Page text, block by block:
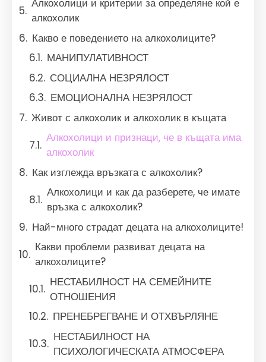
Алкохолици и критерии за определяне кой е
алкохолик
Какво е поведението на алкохолиците?
МАНИПУЛАТИВНОСТ
СОЦИАЛНА НЕЗРЯЛОСТ
ЕМОЦИОНАЛНА НЕЗРЯЛОСТ
Живот с алкохолик и алкохолик в къщата
Алкохолици и признаци, че в къщата има
алкохолик
Как изглежда връзката с алкохолик?
Алкохолици и как да разберете, че имате
връзка с алкохолик?
Най-много страдат децата на алкохолиците!
Какви проблеми развиват децата на
алкохолиците?
НЕСТАБИЛНОСТ НА СЕМЕЙНИТЕ
ОТНОШЕНИЯ
ПРЕНЕБРЕГВАНЕ И ОТХВЪРЛЯНЕ
НЕСТАБИЛНОСТ НА
ПСИХОЛОГИЧЕСКАТА АТМОСФЕРА